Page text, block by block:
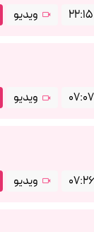
22:15 ویدیو
07:07 ویدیو
07:26 ویدیو